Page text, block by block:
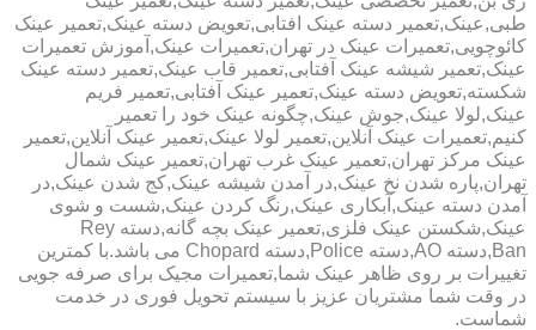
طبی,عینک,تعمیر دسته عینک افتابی,تعویض دسته عینک,تعمیر عینک
کائوچویی,تعمیرات عینک در تهران,تعمیرات عینک,آموزش تعمیرات
عینک,تعمیر شیشه عینک آفتابی,تعمیر قاب عینک,تعمیر دسته عینک
شکسته,تعویض دسته عینک,تعمیر عینک آفتابی,تعمیر فریم
عینک,لولا عینک,جوش عینک,چگونه عینک خود را تعمیر
کنیم,تعمیرات عینک آنلاین,تعمیر لولا عینک,تعمیر عینک آنلاین,تعمیر
عینک مرکز تهران,تعمیر عینک غرب تهران,تعمیر عینک شمال
تهران,پاره شدن نخ عینک,در آمدن شیشه عینک,کج شدن عینک,در
آمدن دسته عینک,آبکاری عینک,رنگ کردن عینک,شست و شوی
عینک,شکستن عینک فلزی,تعمیر عینک بچه گانه,دسته Rey
Ban,دسته AO,دسته Police,دسته Chopard می باشد.با کمترین
تغییرات بر روی ظاهر عینک شما,تعمیرات مجیک برای صرفه جویی
در وقت شما مشتریان عزیز با سیستم تحویل فوری در خدمت
شماست.